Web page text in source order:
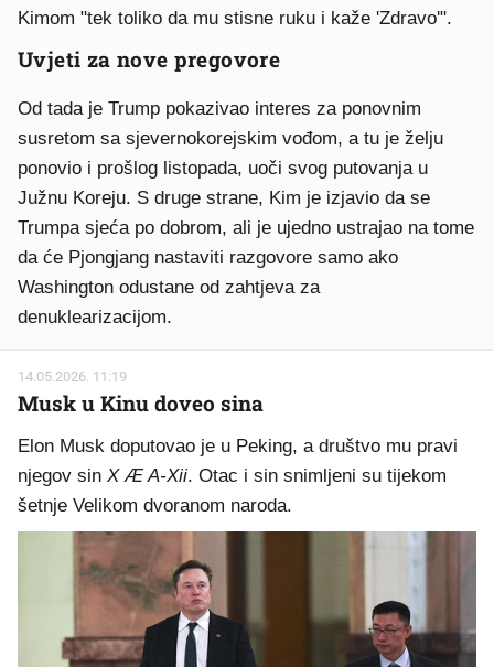
Kimom "tek toliko da mu stisne ruku i kaže 'Zdravo'".
Uvjeti za nove pregovore
Od tada je Trump pokazivao interes za ponovnim
susretom sa sjevernokorejskim vođom, a tu je želju
ponovio i prošlog listopada, uoči svog putovanja u
Južnu Koreju. S druge strane, Kim je izjavio da se
Trumpa sjeća po dobrom, ali je ujedno ustrajao na tome
da će Pjongjang nastaviti razgovore samo ako
Washington odustane od zahtjeva za
denuklearizacijom.
14.05.2026. 11:19
Musk u Kinu doveo sina
Elon Musk doputovao je u Peking, a društvo mu pravi
njegov sin X Æ A-Xii. Otac i sin snimljeni su tijekom
šetnje Velikom dvoranom naroda.